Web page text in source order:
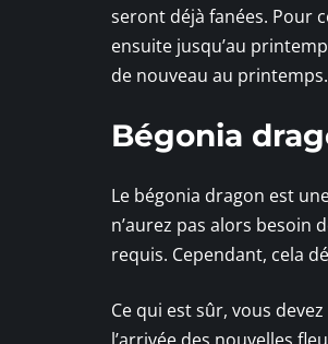
seront déjà fanées. Pour
ensuite jusqu’au
de nouveau au printemps.
Bégonia
Le bégonia dragon est
n’aurez pas alors besoin
requis. Cependant, cela
Ce qui est sûr, vous